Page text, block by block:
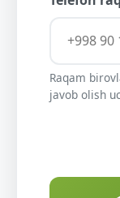
Raqam
javob olish